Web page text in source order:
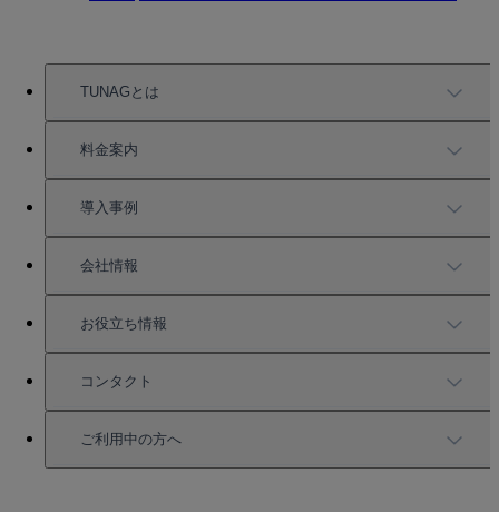
TUNAGとは
TUNAGの特徴
機能一覧
充実したサポート
料金案内
料金案内
導入事例
導入事例
活用方法
会社情報
会社情報
お役立ち情報
お役立ち資料一覧
セミナー情報
コンタクト
サービス資料請求
ご利用中の方へ